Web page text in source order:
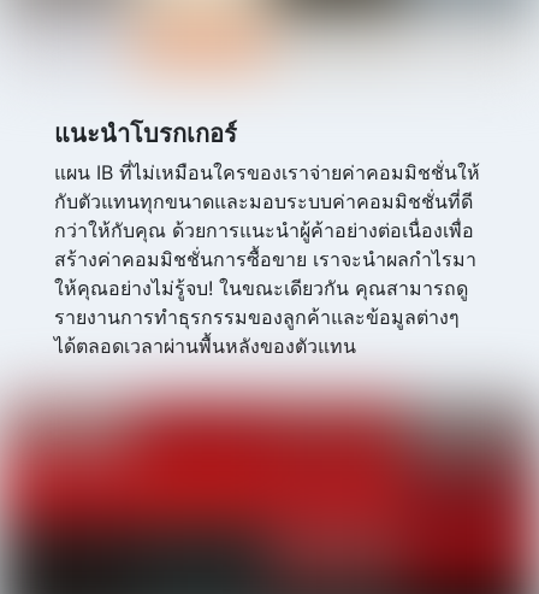
แนะนำโบรกเกอร์
แผน IB ที่ไม่เหมือนใครของเราจ่ายค่าคอมมิชชั่นให้
กับตัวแทนทุกขนาดและมอบระบบค่าคอมมิชชั่นที่ดี
กว่าให้กับคุณ ด้วยการแนะนำผู้ค้าอย่างต่อเนื่องเพื่อ
สร้างค่าคอมมิชชั่นการซื้อขาย เราจะนำผลกำไรมา
ให้คุณอย่างไม่รู้จบ! ในขณะเดียวกัน คุณสามารถดู
รายงานการทำธุรกรรมของลูกค้าและข้อมูลต่างๆ
ได้ตลอดเวลาผ่านพื้นหลังของตัวแทน